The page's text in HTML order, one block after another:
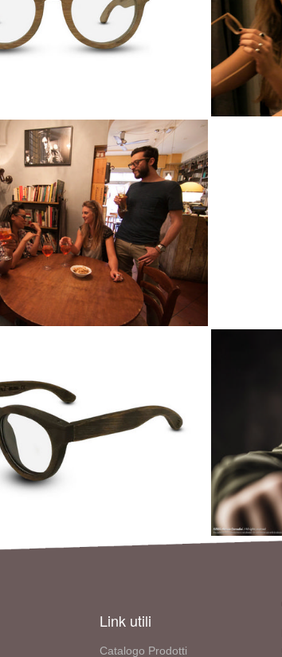
Link utili
Catalogo Prodotti